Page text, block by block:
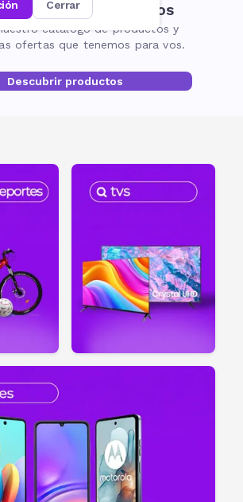
cerrar resultados
catálogo de productos y
ofertas que tenemos para vos.
Descubrir productos